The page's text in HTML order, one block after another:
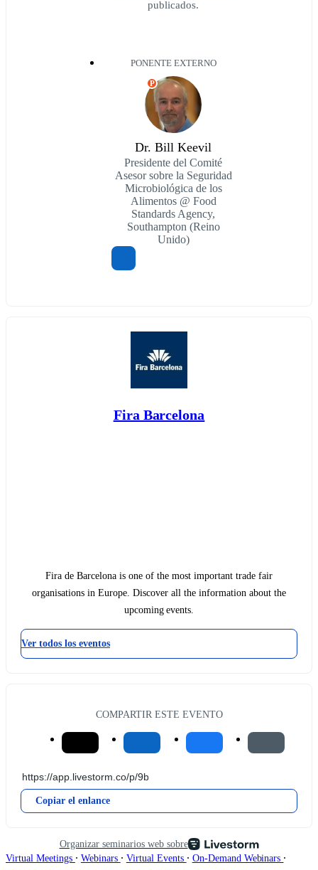
publicados.
PONENTE EXTERNO
P
Dr. Bill Keevil
Presidente del Comité
Asesor sobre la Seguridad
Microbiológica de los
Alimentos @ Food
Standards Agency,
Southampton (Reino
Unido)
Fira Barcelona
Fira de Barcelona is one of the most important trade fair
organisations in Europe. Discover all the information about the
upcoming events.
Ver todos los eventos
COMPARTIR ESTE EVENTO
Copiar el enlance
Organizar seminarios web sobre
Virtual Meetings ∙ Webinars ∙ Virtual Events ∙ On-Demand Webinars ∙